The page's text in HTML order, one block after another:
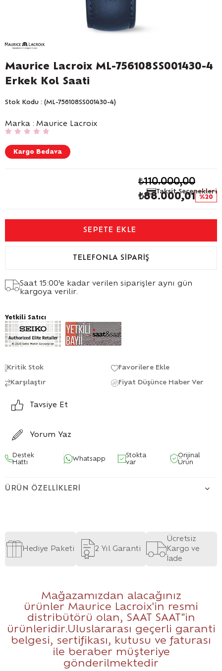
Maurice Lacroix ML-756108SS001430-4
Erkek Kol Saati
Stok Kodu (ML-756108SS001430-4)
Marka : Maurice Lacroix
Kargo Bedava
Taksit Seçenekleri
20
₺110.000,00
₺88.000,01
TELEFONLA SIPARIŞ
Saat 15:00’e kadar verilen siparişler aynı gün
kargoya verilir.
Yetkili Satıcı
Kritik Stok Favorilere Ekle
Karşılaştır Fiyat Düşünce Haber Ver
Tavsiye Et
Yorum Yaz
Destek
Hattı
Whatsapp
Stokta
var
Orijinal
Ürün
ÜRÜN ÖZELLIKLERI
Hediye Paketi 2 Yıl Garanti
Ücretsiz
Kargo ve
İade
Mağazamızdan alacağınız
ürünler Maurice Lacroix'in resmi
distribütörü olan, SAAT SAAT "in
ürünleridir.Uluslararası geçerli garanti
belgesi, sertifikası, kutusu ve faturası
ile beraber müşteriye
gönderilmektedir